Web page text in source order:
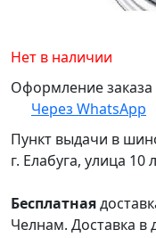
Нет в наличии
Оформление заказа
Через WhatsApp
Пункт выдачи в
г. Елабуга, улица 10
Бесплатная
Челнам. Доставка в